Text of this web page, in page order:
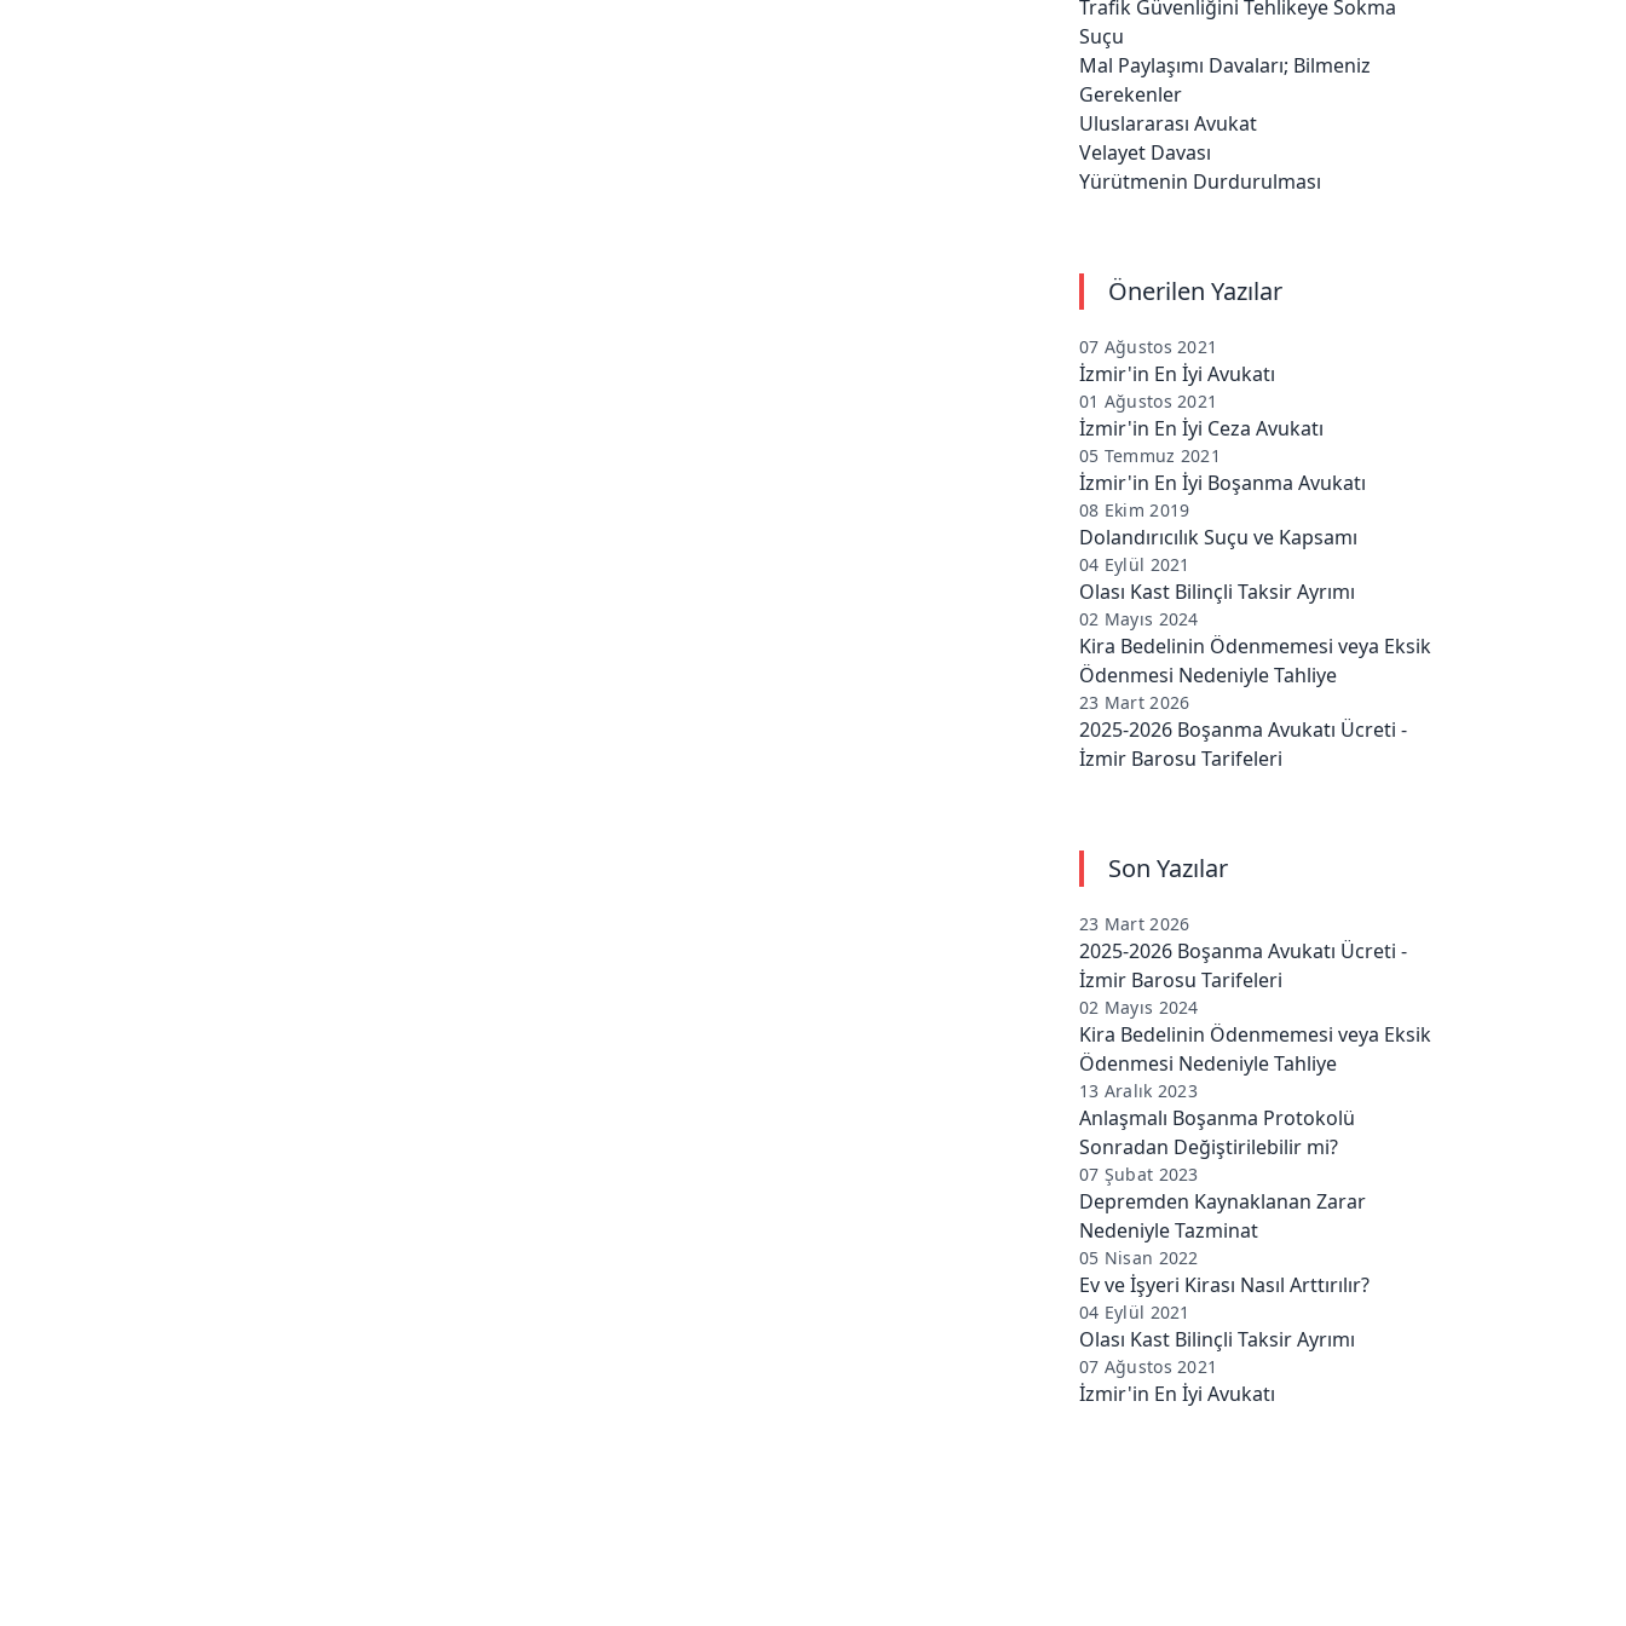
Trafik Güvenliğini Tehlikeye Sokma
Suçu
Mal Paylaşımı Davaları; Bilmeniz
Gerekenler
Uluslararası Avukat
Velayet Davası
Yürütmenin Durdurulması
Önerilen Yazılar
07 Ağustos 2021
İzmir'in En İyi Avukatı
01 Ağustos 2021
İzmir'in En İyi Ceza Avukatı
05 Temmuz 2021
İzmir'in En İyi Boşanma Avukatı
08 Ekim 2019
Dolandırıcılık Suçu ve Kapsamı
04 Eylül 2021
Olası Kast Bilinçli Taksir Ayrımı
02 Mayıs 2024
Kira Bedelinin Ödenmemesi veya Eksik
Ödenmesi Nedeniyle Tahliye
23 Mart 2026
2025-2026 Boşanma Avukatı Ücreti -
İzmir Barosu Tarifeleri
Son Yazılar
23 Mart 2026
2025-2026 Boşanma Avukatı Ücreti -
İzmir Barosu Tarifeleri
02 Mayıs 2024
Kira Bedelinin Ödenmemesi veya Eksik
Ödenmesi Nedeniyle Tahliye
13 Aralık 2023
Anlaşmalı Boşanma Protokolü
Sonradan Değiştirilebilir mi?
07 Şubat 2023
Depremden Kaynaklanan Zarar
Nedeniyle Tazminat
05 Nisan 2022
Ev ve İşyeri Kirası Nasıl Arttırılır?
04 Eylül 2021
Olası Kast Bilinçli Taksir Ayrımı
07 Ağustos 2021
İzmir'in En İyi Avukatı